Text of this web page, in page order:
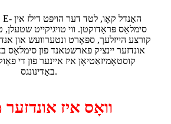
סימלאַס פּראָדוקטן. ווי טויגיקייט
קורצע הייזלעך, ספּאָרט ונטערוועש און
אונדזער יינציק פארשטאנד פון סימלאַס
קוסטאָמיזאַטיאָן איז איינער פון די
באַדינונגס.
וואָס איז אונדזער